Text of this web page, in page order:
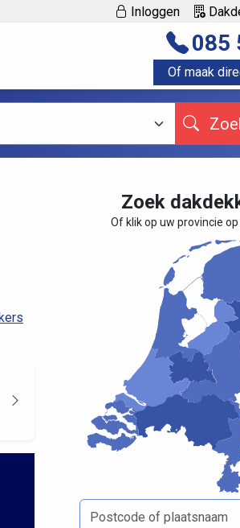
Inloggen
085
Of maak
Zoek
Of klik op uw provincie